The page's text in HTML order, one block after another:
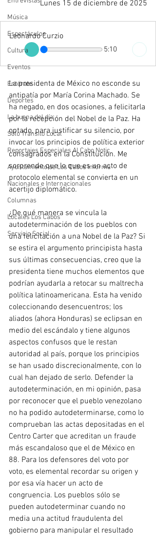
Música
Espectáculos
Cultura
Eventos
Entérate
Deportes
La buena del día
Sólo Tránsito Local
Reportajes Especiales Al Cabo Notic
Ayuntamiento de Los Cabos Informa
Nacionales e Internacionales
Columnas
Locales Los Cabos
Servicio Social
Lunes 15 de diciembre de 2025
Leonardo Curzio
5:10
La presidenta de México no esconde su
antipatía por María Corina Machado. Se
ha negado, en dos ocasiones, a felicitarla
por la recepción del Nobel de la Paz. Ha
optado, para justificar su silencio, por
invocar los principios de política exterior
consagrados en la Constitución. Me
sorprende que lo que es un acto de
protocolo elemental se convierta en un
acertijo diplomático.
¿De qué manera se vincula la
autodeterminación de los pueblos con
una felicitación a una Nobel de la Paz? Si
se estira el argumento principista hasta
sus últimas consecuencias, creo que la
presidenta tiene muchos elementos que
podrían ayudarla a retocar su maltrecha
política latinoamericana. Esta ha venido
coleccionando desencuentros; los
aliados (ahora Honduras) se eclipsan en
medio del escándalo y tiene algunos
aspectos confusos que le restan
autoridad al país, porque los principios
se han usado discrecionalmente, con lo
cual han dejado de serlo. Defender la
autodeterminación, en mi opinión, pasa
por reconocer que el pueblo venezolano
no ha podido autodeterminarse, como lo
comprueban las actas depositadas en el
Centro Carter que acreditan un fraude
más escandaloso que el de México en
88. Para los defensores del voto por
voto, es elemental recordar su origen y
por esa vía hacer un acto de
congruencia. Los pueblos sólo se
pueden autodeterminar cuando no
media una actitud fraudulenta del
gobierno para manipular el resultado